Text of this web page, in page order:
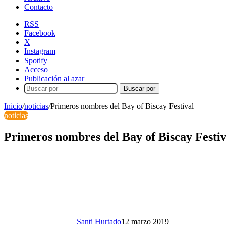
Contacto
RSS
Facebook
X
Instagram
Spotify
Acceso
Publicación al azar
Buscar por
Inicio/noticias/Primeros nombres del Bay of Biscay Festival
noticias
Primeros nombres del Bay of Biscay
Santi Hurtado12 marzo 2019